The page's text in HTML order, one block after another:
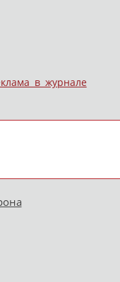
в журнале